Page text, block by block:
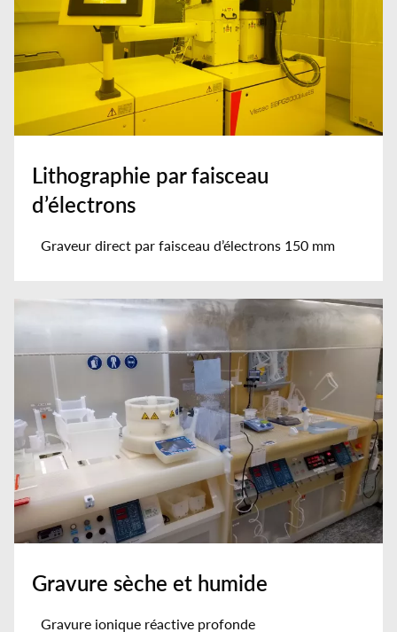
Lithographie par faisceau
d’électrons
Graveur direct par faisceau d’électrons 150 mm
Gravure sèche et humide
Gravure ionique réactive profonde